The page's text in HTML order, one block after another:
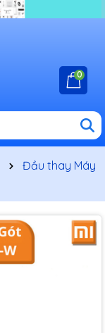
0
Đầu thay Máy